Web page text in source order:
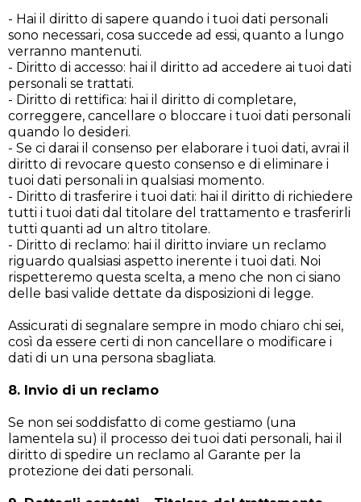
- Hai il diritto di sapere quando i tuoi dati personali
sono necessari, cosa succede ad essi, quanto a lungo
verranno mantenuti.
- Diritto di accesso: hai il diritto ad accedere ai tuoi dati
personali se trattati.
- Diritto di rettifica: hai il diritto di completare,
correggere, cancellare o bloccare i tuoi dati personali
quando lo desideri.
- Se ci darai il consenso per elaborare i tuoi dati, avrai il
diritto di revocare questo consenso e di eliminare i
tuoi dati personali in qualsiasi momento.
- Diritto di trasferire i tuoi dati: hai il diritto di richiedere
tutti i tuoi dati dal titolare del trattamento e trasferirli
tutti quanti ad un altro titolare.
- Diritto di reclamo: hai il diritto inviare un reclamo
riguardo qualsiasi aspetto inerente i tuoi dati. Noi
rispetteremo questa scelta, a meno che non ci siano
delle basi valide dettate da disposizioni di legge.
Assicurati di segnalare sempre in modo chiaro chi sei,
così da essere certi di non cancellare o modificare i
dati di un una persona sbagliata.
8. Invio di un reclamo
Se non sei soddisfatto di come gestiamo (una
lamentela su) il processo dei tuoi dati personali, hai il
diritto di spedire un reclamo al Garante per la
protezione dei dati personali.